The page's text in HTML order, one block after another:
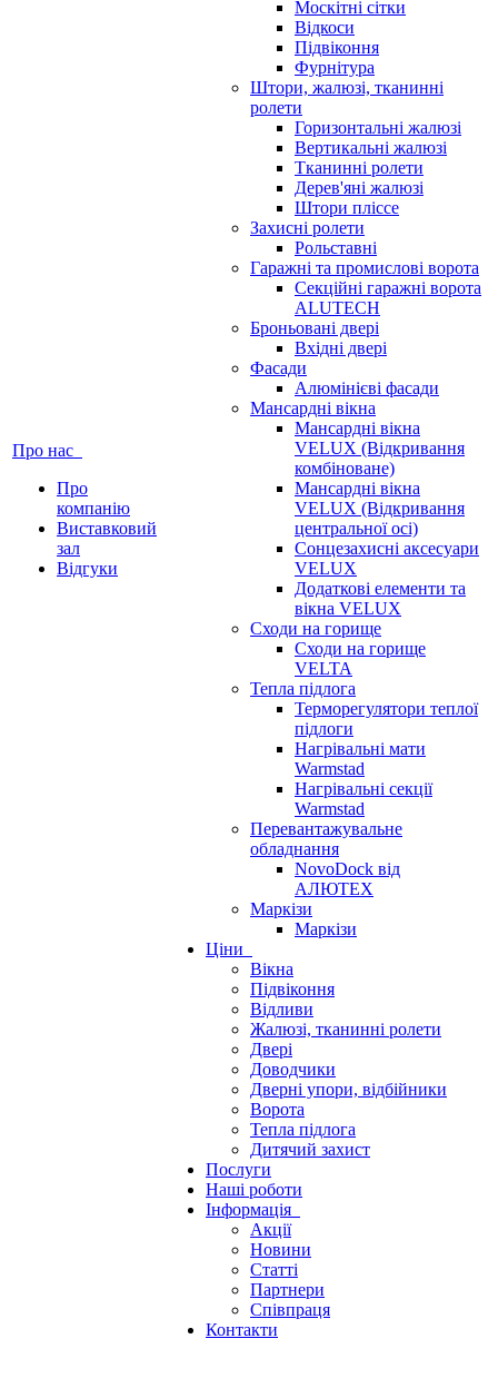
Про нас
Про
компанію
Виставковий
зал
Відгуки
Москітні сітки
Відкоси
Підвіконня
Фурнітура
Штори, жалюзі, тканинні
ролети
Горизонтальні жалюзі
Вертикальні жалюзі
Тканинні ролети
Дерев'яні жалюзі
Штори пліссе
Захисні ролети
Рольставні
Гаражні та промислові ворота
Секційні гаражні ворота
ALUTECH
Броньовані двері
Вхідні двері
Фасади
Алюмінієві фасади
Мансардні вікна
Мансардні вікна
VELUX (Відкривання
комбіноване)
Мансардні вікна
VELUX (Відкривання
центральної осі)
Сонцезахисні аксесуари
VELUX
Додаткові елементи та
вікна VELUX
Сходи на горище
Сходи на горище
VELTA
Тепла підлога
Терморегулятори теплої
підлоги
Нагрівальні мати
Warmstad
Нагрівальні секції
Warmstad
Перевантажувальне
обладнання
NovoDock від
АЛЮТЕХ
Маркізи
Маркізи
Ціни
Вікна
Підвіконня
Відливи
Жалюзі, тканинні ролети
Двері
Доводчики
Дверні упори, відбійники
Ворота
Тепла підлога
Дитячий захист
Послуги
Наші роботи
Інформація
Акції
Новини
Статті
Партнери
Співпраця
Контакти